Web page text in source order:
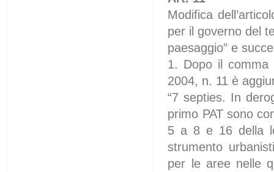
Modifica
per il governo del
paesaggio” e
1. Dopo il comma
2004, n. 11 è
“7 septies. In
primo PAT sono
5 a 8 e 16 della
strumento
per le aree nelle